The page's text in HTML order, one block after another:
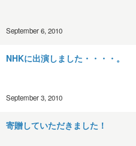
September 6, 2010
NHKに出演しました・・・・。
September 3, 2010
寄贈していただきました！